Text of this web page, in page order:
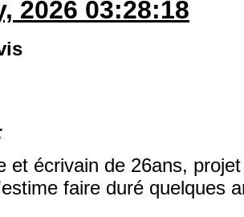
2026 03:28:18
et écrivain de 26ans,
faire duré quelques